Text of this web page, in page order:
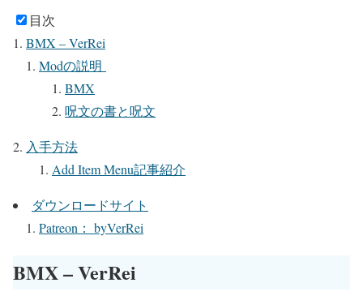
目次
BMX – VerRei
Modの説明
BMX
呪文の書と呪文
入手方法
Add Item Menu記事紹介
ダウンロードサイト
Patreon： byVerRei
BMX – VerRei